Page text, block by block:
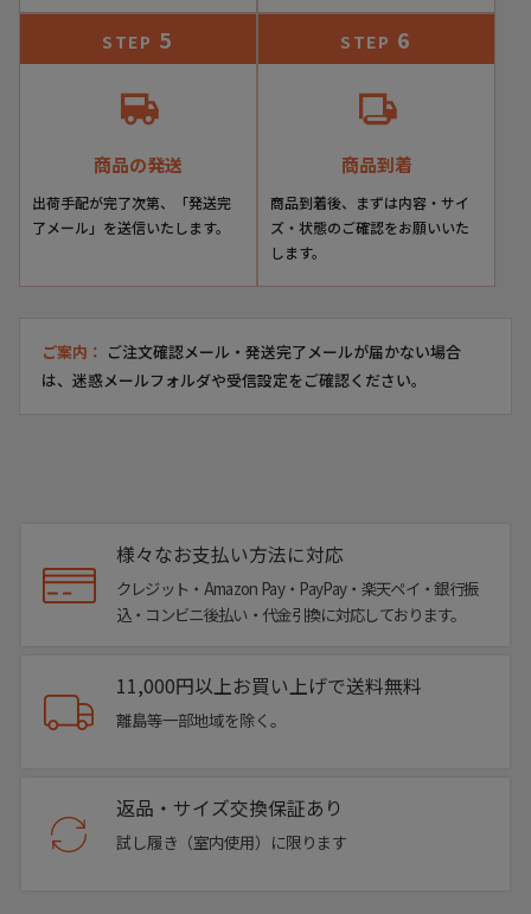
STEP 5
商品の発送
出荷手配が完了次第、「発送完
了メール」を送信いたします。
STEP 6
商品到着
商品到着後、まずは内容・サイ
ズ・状態のご確認をお願いいた
します。
ご案内： ご注文確認メール・発送完了メールが届かない場合
は、迷惑メールフォルダや受信設定をご確認ください。
様々なお支払い方法に対応
クレジット・Amazon Pay・PayPay・楽天ペイ・銀行振
込・コンビニ後払い・代金引換に対応しております。
11,000円以上お買い上げで送料無料
離島等一部地域を除く。
返品・サイズ交換保証あり
試し履き（室内使用）に限ります